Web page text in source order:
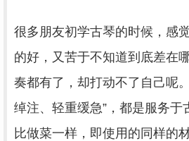
很多朋友初学古琴的时候，感
的好，又苦于不知道到底差在
奏都有了，却打动不了自己呢
绰注、轻重缓急”，都是服务于
比做菜一样，即使用的同样的